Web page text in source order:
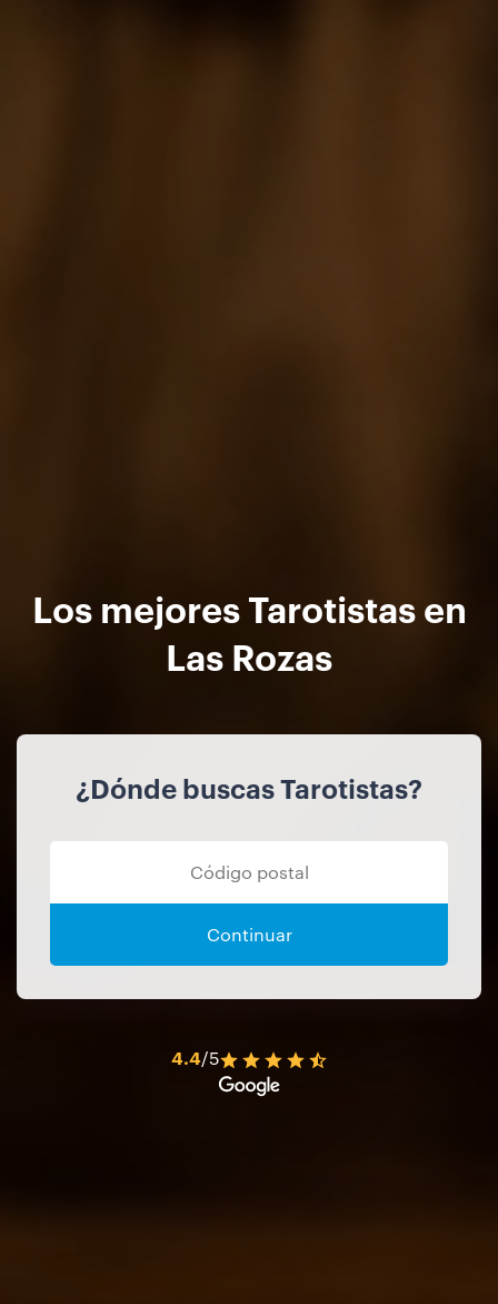
Los mejores Tarotistas en
Las Rozas
¿Dónde buscas Tarotistas?
Continuar
4.4/5